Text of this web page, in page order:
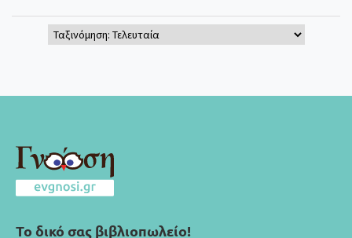
Το δικό σας βιβλιοπωλείο!